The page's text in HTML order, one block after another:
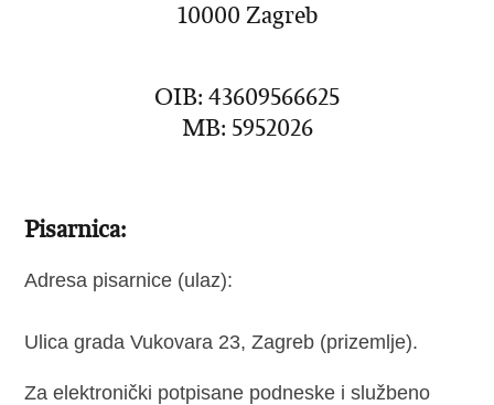
10000 Zagreb
OIB: 43609566625
MB: 5952026
Pisarnica:
Adresa pisarnice (ulaz):
Ulica grada Vukovara 23, Zagreb (prizemlje).
Za elektronički potpisane podneske i službeno